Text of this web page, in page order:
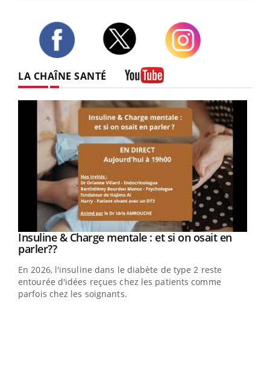
LA CHAÎNE SANTÉ
Youtube
Insuline & Charge mentale : et si on osait en
parler??Youtube
En 2026, l'insuline dans le diabète de type 2 reste
entourée d'idées reçues chez les patients comme
parfois chez les soignants.